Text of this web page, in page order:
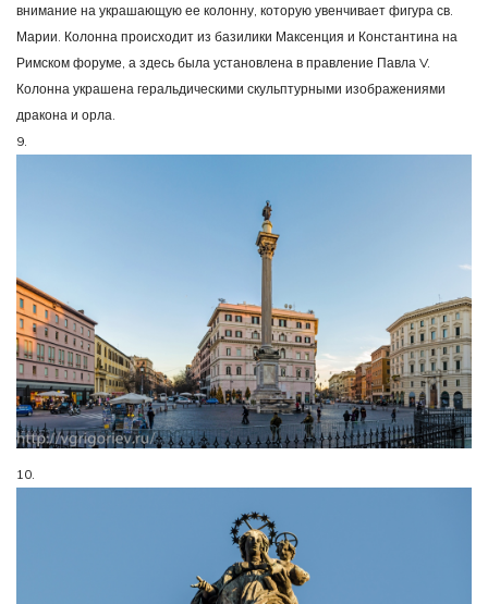
внимание на украшающую ее колонну, которую увенчивает фигура св.
Марии. Колонна происходит из базилики Максенция и Константина на
Римском форуме, а здесь была установлена в правление Павла V.
Колонна украшена геральдическими скульптурными изображениями
дракона и орла.
9.
10.